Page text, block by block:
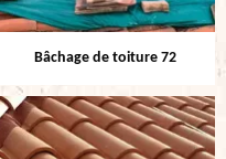
Bâchage de toiture 72